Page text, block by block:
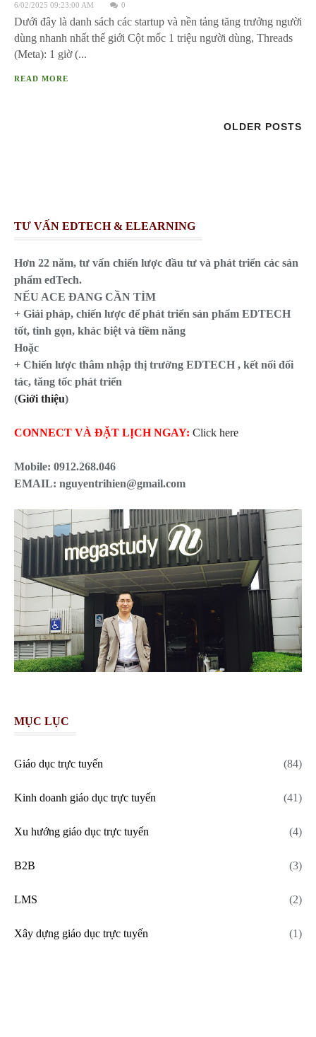
6/02/2025 09:23:00 AM 0
Dưới đây là danh sách các startup và nền tảng tăng trưởng người
dùng nhanh nhất thế giới Cột mốc 1 triệu người dùng, Threads
(Meta): 1 giờ (...
READ MORE
OLDER POSTS
TƯ VẤN EDTECH & ELEARNING
Hơn 22 năm, tư vấn chiến lược đầu tư và phát triển các sản
phẩm edTech.
NẾU ACE ĐANG CẦN TÌM
+ Giải pháp, chiến lược để phát triển sản phẩm EDTECH
tốt, tinh gọn, khác biệt và tiềm năng
Hoặc
+ Chiến lược thâm nhập thị trường EDTECH , kết nối đối
tác, tăng tốc phát triển
(Giới thiệu)
CONNECT VÀ ĐẶT LỊCH NGAY: Click here
Mobile: 0912.268.046
EMAIL: nguyentrihien@gmail.com
MỤC LỤC
Giáo dục trực tuyến (84)
Kinh doanh giáo dục trực tuyến (41)
Xu hướng giáo dục trực tuyến (4)
B2B (3)
LMS (2)
Xây dựng giáo dục trực tuyến (1)